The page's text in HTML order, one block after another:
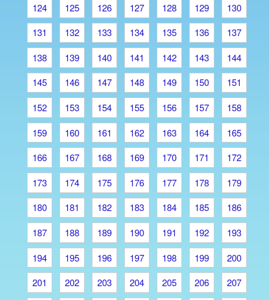
124
125 126 127 128 129
130
131
132 133 134 135 136
137
138
139 140 141 142 143
144
145
146 147 148 149 150
151
152
153 154 155 156 157
158
159
160 161 162 163 164
165
166
167 168 169 170 171
172
173
174 175 176 177 178
179
180
181 182 183 184 185
186
187
188 189 190 191 192
193
194
195 196 197 198 199
200
201
202 203 204 205 206
207